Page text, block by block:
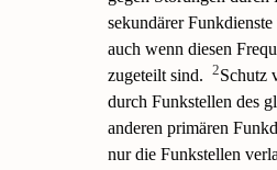
sekundärer
auch wenn diesen
zugeteilt sind.
2Schutz
durch Funkstellen des
anderen primären
nur die Funkstellen